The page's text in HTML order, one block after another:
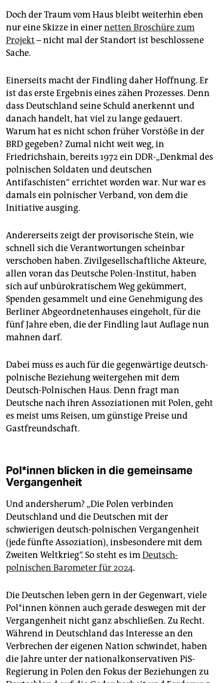
Doch der Traum vom Haus bleibt weiterhin eben
nur eine Skizze in einernetten Broschüre zum
Projekt – nicht mal der Standort ist beschlossene
Sache.
Einerseits macht der Findling daher Hoffnung. Er
ist das erste Ergebnis eines zähen Prozesses. Denn
dass Deutschland seine Schuld anerkennt und
danach handelt, hat viel zu lange gedauert.
Warum hat es nicht schon früher Vorstöße in der
BRD gegeben? Zumal nicht weit weg, in
Friedrichshain, bereits 1972 ein DDR-„Denkmal des
polnischen Soldaten und deutschen
Antifaschisten“ errichtet worden war. Nur war es
damals ein polnischer Verband, von dem die
Initiative ausging.
Andererseits zeigt der provisorische Stein, wie
schnell sich die Verantwortungen scheinbar
verschoben haben. Zivilgesellschaftliche Akteure,
allen voran das Deutsche Polen-Institut, haben
sich auf unbürokratischem Weg gekümmert,
Spenden gesammelt und eine Genehmigung des
Berliner Abgeordnetenhauses eingeholt, für die
fünf Jahre eben, die der Findling laut Auflage nun
mahnen darf.
Dabei muss es auch für die gegenwärtige deutsch-
polnische Beziehung weitergehen mit dem
Deutsch-Polnischen Haus. Denn fragt man
Deutsche nach ihren Assoziationen mit Polen, geht
es meist ums Reisen, um günstige Preise und
Gastfreundschaft.
Po­l*in­nen blicken in die gemeinsame
Vergangenheit
Und andersherum? „Die Polen verbinden
Deutschland und die Deutschen mit der
schwierigen deutsch-polnischen Vergangenheit
(jede fünfte Assoziation), insbesondere mit dem
Zweiten Weltkrieg“. So steht es imDeutsch-
polnischen Barometer für 2024.
Die Deutschen leben gern in der Gegenwart, viele
Po­l*in­nen können auch gerade deswegen mit der
Vergangenheit nicht ganz abschließen. Zu Recht.
Während in Deutschland das Interesse an den
Verbrechen der eigenen Nation schwindet, haben
die Jahre unter der nationalkonservativen PiS-
Regierung in Polen den Fokus der Beziehungen zu